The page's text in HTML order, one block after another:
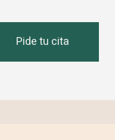
Pide tu cita